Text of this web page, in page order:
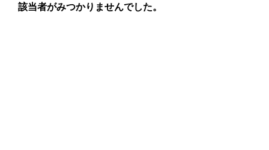
該当者がみつかりませんでした。